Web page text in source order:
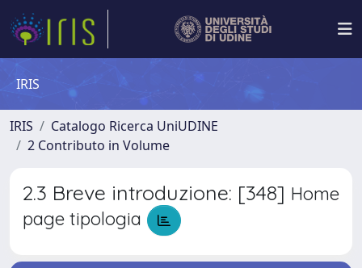
IRIS
IRIS
Catalogo Ricerca UniUDINE
2 Contributo in Volume
2.3 Breve introduzione: [348] Home
page tipologia